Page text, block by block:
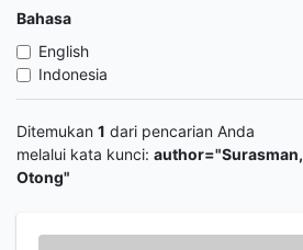
Bahasa
English
Indonesia
Ditemukan 1 dari pencarian Anda
melalui kata kunci: author="Surasman,
Otong"